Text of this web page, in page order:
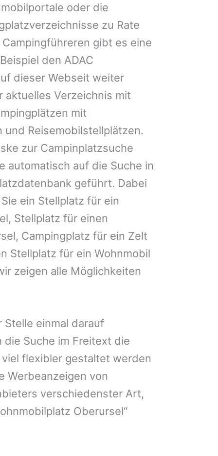
oder die
zu Rate
gibt es eine
den ADAC
dieser Webseit weiter
aktuelles Verzeichnis mit
mit
und Reisemobilstellplätzen.
zur Campinplatzsuche
automatisch auf die Suche in
geführt. Dabei
ein Stellplatz für ein
Stellplatz für einen
Campingplatz für ein Zelt
Stellplatz für ein Wohnmobil
zeigen alle Möglichkeiten
einmal darauf
Suche im Freitext die
flexibler gestaltet werden
Werbeanzeigen von
verschiedenster Art,
Oberursel“